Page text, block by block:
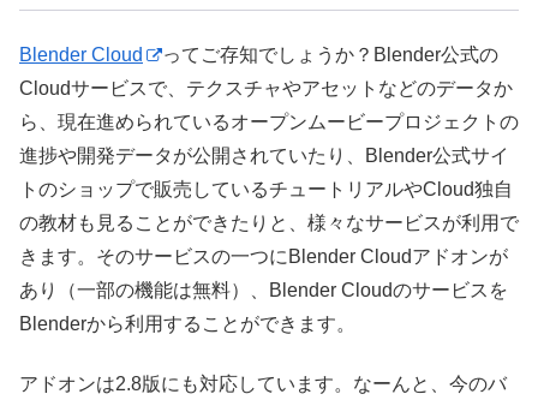
Blender Cloud
ってご存知でしょうか？Blender公式の
Cloudサービスで、テクスチャやアセットなどのデータか
ら、現在進められているオープンムービープロジェクトの
進捗や開発データが公開されていたり、Blender公式サイ
トのショップで販売しているチュートリアルやCloud独自
の教材も見ることができたりと、様々なサービスが利用で
きます。そのサービスの一つにBlender Cloudアドオンが
あり（一部の機能は無料）、Blender Cloudのサービスを
Blenderから利用することができます。
アドオンは2.8版にも対応しています。なーんと、今のバ